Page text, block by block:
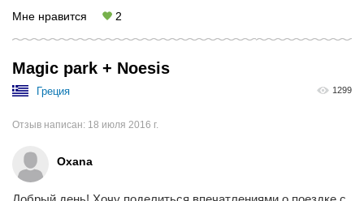
Мне нравится 2
Magic park + Noesis
Греция 1299
Отзыв написан: 18 июля 2016 г.
Oxana